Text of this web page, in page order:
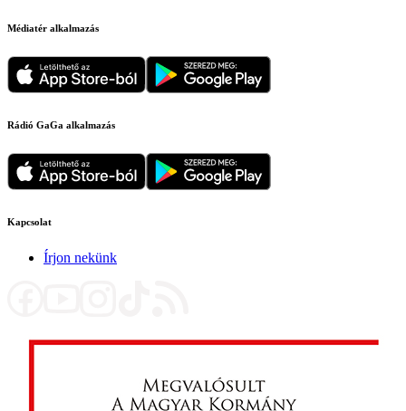
Médiatér alkalmazás
Rádió GaGa alkalmazás
Kapcsolat
Írjon nekünk